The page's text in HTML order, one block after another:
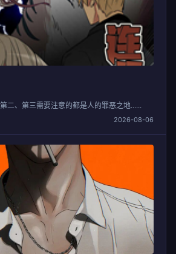
二、第三需要注意的都是人的罪恶之地......
2026-08-06